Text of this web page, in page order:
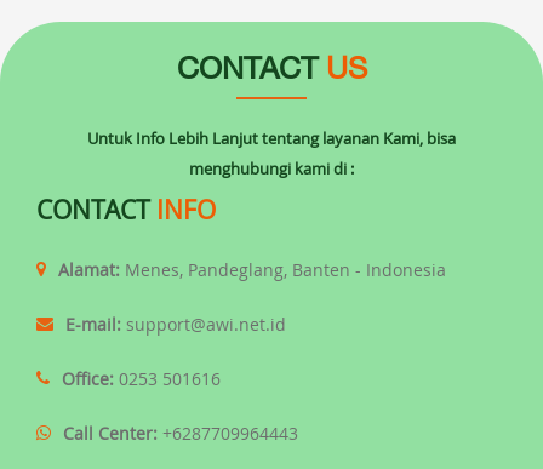
CONTACT US
Untuk Info Lebih Lanjut tentang layanan Kami, bisa
menghubungi kami di :
CONTACT INFO
Alamat: Menes, Pandeglang, Banten - Indonesia
E-mail: support@awi.net.id
Office: 0253 501616
Call Center: +6287709964443